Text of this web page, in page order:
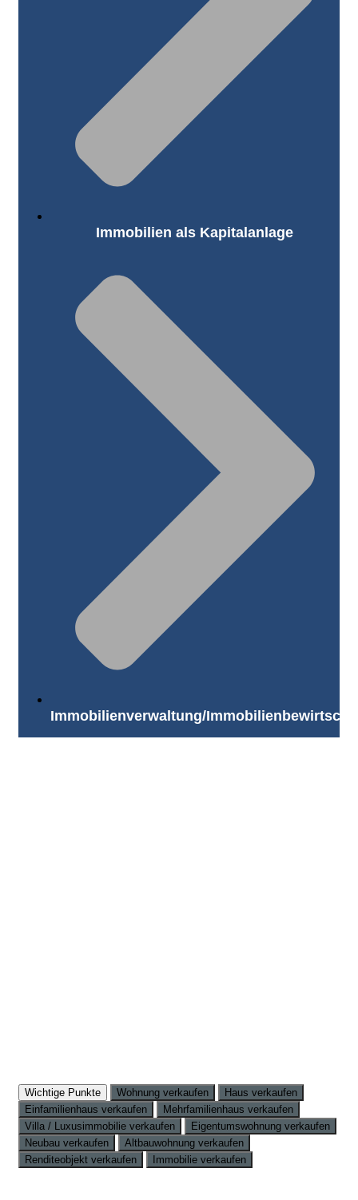
Immobilien als Kapitalanlage
Immobilienverwaltung/
Wichtige Punkte Wohnung verkaufen
Haus verkaufen
Einfamilienhaus verkaufen
Mehrfamilienhaus verkaufen
Villa / Luxusimmobilie verkaufen
Eigentumswohnung verkaufen
Neubau verkaufen
Altbauwohnung verkaufen
Renditeobjekt verkaufen
Immobilie verkaufen